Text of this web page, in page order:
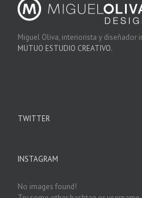
Miguel Oliva, interiorista y diseñador
MUTUO ESTUDIO CREATIVO.
TWITTER
INSTAGRAM
No images found!